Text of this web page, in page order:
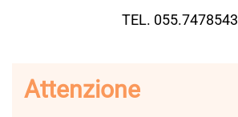
TEL. 055.7478543
Attenzione